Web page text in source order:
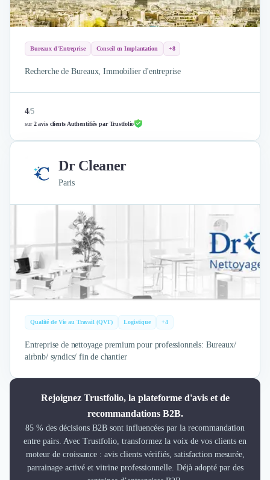
Bureaux d'Entreprise Conseil en Implantation +8
Recherche de Bureaux, Immobilier d'entreprise
4/5
sur2 avis clients Authentifiés par Trustfolio
Dr Cleaner
Paris
Qualité de Vie au Travail (QVT) Logistique +4
Entreprise de nettoyage premium pour professionnels: Bureaux/
airbnb/ syndics/ fin de chantier
Rejoignez Trustfolio, la plateforme d'avis et de
recommandations B2B.
85 % des décisions B2B sont influencées par la recommandation
entre pairs. Avec Trustfolio, transformez la voix de vos clients en
moteur de croissance : avis clients vérifiés, satisfaction mesurée,
parrainage activé et vitrine professionnelle. Déjà adopté par des